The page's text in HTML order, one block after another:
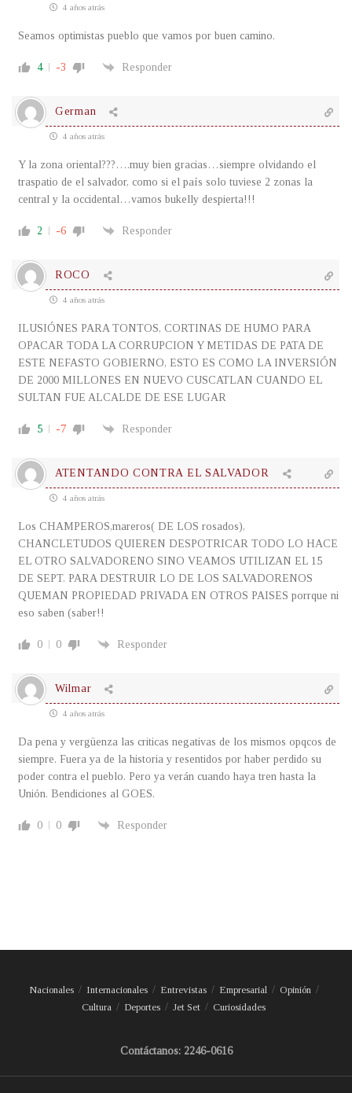
4 años atrás
Seamos optimistas pueblo que vamos por buen camino.
4 -3 Responder
German
4 años atrás
Y la zona oriental???….muy bien gracias…siempre olvidando el
traspatio de el salvador, como si el país solo tuviese 2 zonas la
central y la occidental…vamos bukelly despierta!!!
2 -6 Responder
ROCO
4 años atrás
ILUSIÓNES PARA TONTOS, CORTINAS DE HUMO PARA
OPACAR TODA LA CORRUPCION Y METIDAS DE PATA DE
ESTE NEFASTO GOBIERNO, ESTO ES COMO LA INVERSIÓN
DE 2000 MILLONES EN NUEVO CUSCATLAN CUANDO EL
SULTAN FUE ALCALDE DE ESE LUGAR
5 -7 Responder
ATENTANDO CONTRA EL SALVADOR
4 años atrás
Los CHAMPEROS,mareros( DE LOS rosados),
CHANCLETUDOS QUIEREN DESPOTRICAR TODO LO HACE
EL OTRO SALVADORENO SINO VEAMOS UTILIZAN EL 15
DE SEPT. PARA DESTRUIR LO DE LOS SALVADORENOS
QUEMAN PROPIEDAD PRIVADA EN OTROS PAISES porrque ni
eso saben (saber!!
0 0 Responder
Wilmar
4 años atrás
Da pena y vergüenza las criticas negativas de los mismos opqcos de
siempre. Fuera ya de la historia y resentidos por haber perdido su
poder contra el pueblo. Pero ya verán cuando haya tren hasta la
Unión. Bendiciones al GOES.
0 0 Responder
Nacionales Internacionales Entrevistas Empresarial
Opinión
Cultura
Deportes Jet Set Curiosidades
Contáctanos: 2246-0616